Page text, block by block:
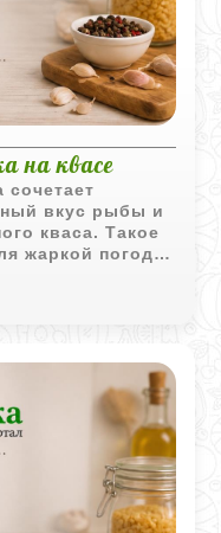
на квасе
вкус рыбы и
кваса. Такое
жаркой погоды
освежающим и